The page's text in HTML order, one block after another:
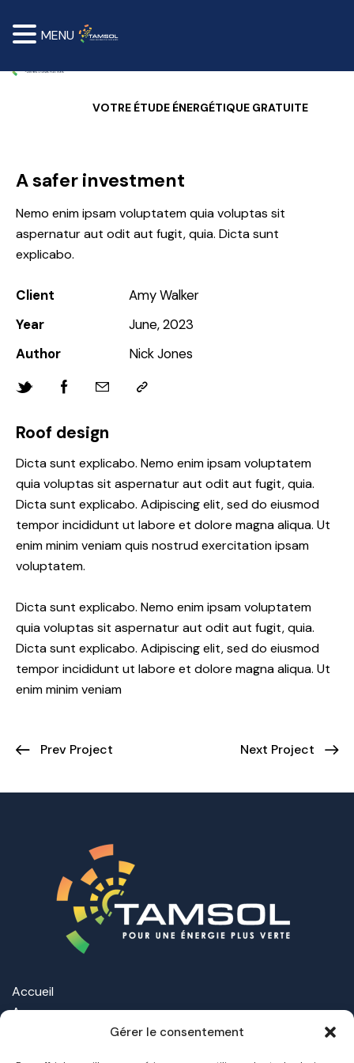
Gérer le consentement
VOTRE ÉTUDE ÉNERGÉTIQUE GRATUITE
A safer investment
Nemo enim ipsam voluptatem quia voluptas sit
aspernatur aut odit aut fugit, quia. Dicta sunt
explicabo.
Client
Amy Walker
Year
June, 2023
Author
Nick Jones
Roof design
Dicta sunt explicabo. Nemo enim ipsam voluptatem
quia voluptas sit aspernatur aut odit aut fugit, quia.
Dicta sunt explicabo. Adipiscing elit, sed do eiusmod
tempor incididunt ut labore et dolore magna aliqua. Ut
enim minim veniam quis nostrud exercitation ipsam
voluptatem.
Dicta sunt explicabo. Nemo enim ipsam voluptatem
quia voluptas sit aspernatur aut odit aut fugit, quia.
Dicta sunt explicabo. Adipiscing elit, sed do eiusmod
tempor incididunt ut labore et dolore magna aliqua. Ut
enim minim veniam
Prev Project Next Project
Accueil
A propos
MENU